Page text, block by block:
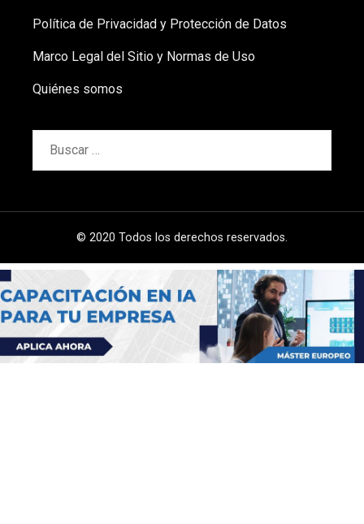
Política de Privacidad y Protección de Datos
Marco Legal del Sitio y Normas de Uso
Quiénes somos
© 2020 Todos los derechos reservados.